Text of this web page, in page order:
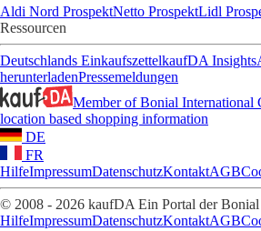
Aldi Nord ProspektNetto ProspektLidl
Ressourcen
Deutschlands EinkaufszettelkaufDA Insights
herunterladenPressemeldungen
Member of Bonial International
location based shopping information
DE
FR
HilfeImpressumDatenschutzKontaktAGB
© 2008 - 2026 kaufDA Ein Portal der
HilfeImpressumDatenschutzKontaktAGB